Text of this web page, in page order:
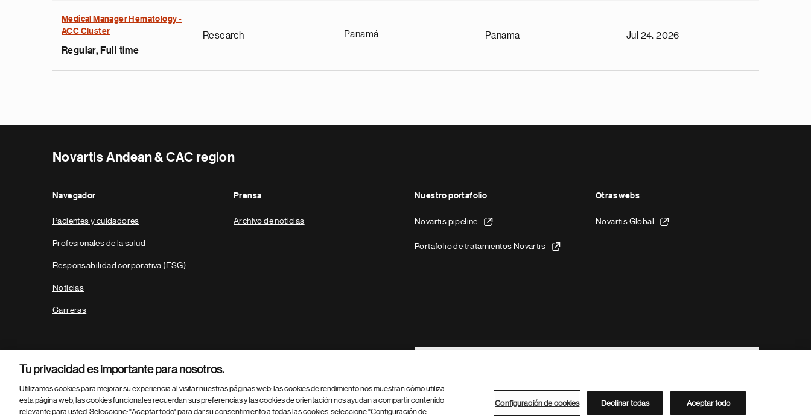
Medical Manager Hematology -
ACC Cluster
Regular, Full time
Research Panamá Panama Jul 24, 2026
Novartis Andean & CAC region
Navegador
Pacientes y cuidadores
Profesionales de la salud
Responsabilidad corporativa (ESG)
Noticias
Carreras
Prensa
Archivo de noticias
Nuestro portafolio
Novartis pipeline
Portafolio de tratamientos Novartis
Otras webs
Novartis Global
Footer Site Search
Parte
© 2026 Novartis AG Directorio de Novartis
Tu privacidad es importante para nosotros.
Utilizamos cookies para mejorar su experiencia al visitar nuestras páginas web: las cookies de rendimiento nos muestran cómo utiliza
esta página web, las cookies funcionales recuerdan sus preferencias y las cookies de orientación nos ayudan a compartir contenido
relevante para usted. Seleccione: "Aceptar todo" para dar su consentimiento a todas las cookies, seleccione "Configuración de
Configuración de cookies Declinar todas Aceptar todo